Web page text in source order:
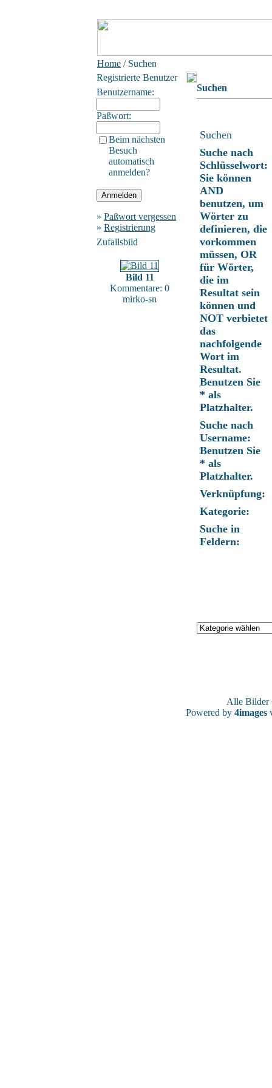
Home / Suchen
Registrierte Benutzer
Benutzername:
Paßwort:
Beim nächsten
Besuch
automatisch
anmelden?
» Paßwort vergessen
» Registrierung
Zufallsbild
Bild 11
Kommentare: 0
mirko-sn
Suchen
Suchen
Suche nach
Schlüsselwort:
Sie können
AND
benutzen, um
Wörter zu
definieren, die
vorkommen
müssen, OR
für Wörter,
die im
Resultat sein
können und
NOT verbietet
das
nachfolgende
Wort im
Resultat.
Benutzen Sie
* als
Platzhalter.
Suche nach
Username:
Benutzen Sie
* als
Platzhalter.
Verknüpfung:
Kategorie:
Suche in
Feldern:
Alle
Powered by 4images